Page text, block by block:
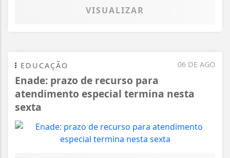
VISUALIZAR
06 DE AGO
EDUCAÇÃO
Enade: prazo de recurso para
atendimento especial termina nesta
sexta